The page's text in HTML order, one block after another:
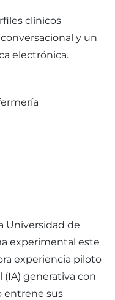
clínicos
y un
electrónica.
Universidad de
experimental este
experiencia piloto
generativa con
entrene sus